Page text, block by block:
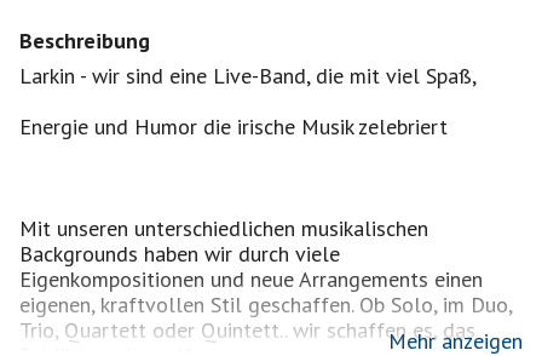
Beschreibung
Larkin - wir sind eine Live-Band, die mit viel Spaß,
Energie und Humor die irische Musik zelebriert
Mit unseren unterschiedlichen musikalischen
Backgrounds haben wir durch viele
Eigenkompositionen und neue Arrangements einen
eigenen, kraftvollen Stil geschaffen. Ob Solo, im Duo,
Trio, Quartett oder Quintett.. wir schaffen es, das
Mehr anzeigen